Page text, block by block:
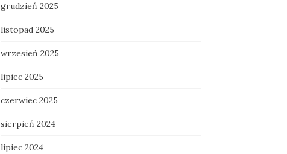
grudzień 2025
listopad 2025
wrzesień 2025
lipiec 2025
czerwiec 2025
sierpień 2024
lipiec 2024